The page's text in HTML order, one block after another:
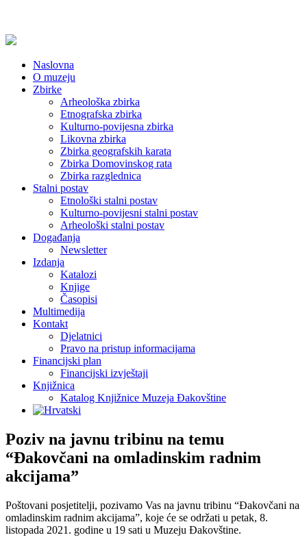
Naslovna
O muzeju
Zbirke
Arheološka zbirka
Etnografska zbirka
Kulturno-povijesna zbirka
Likovna zbirka
Zbirka geografskih karata
Zbirka Domovinskog rata
Zbirka razglednica
Stalni postav
Etnološki stalni postav
Kulturno-povijesni stalni postav
Arheološki stalni postav
Događanja
Newsletter
Izdanja
Katalozi
Knjige
Časopisi
Multimedija
Kontakt
Djelatnici
Pravo na pristup informacijama
Financijski plan
Financijski izvještaji
Knjižnica
Katalog Knjižnice Muzeja Đakovštine
Poziv na javnu tribinu na temu
“Đakovčani na omladinskim radnim
akcijama”
Poštovani posjetitelji, pozivamo Vas na javnu tribinu “Đakovčani na
omladinskim radnim akcijama”, koje će se održati u petak, 8.
listopada 2021. godine u 19 sati u Muzeju Đakovštine.